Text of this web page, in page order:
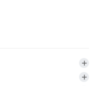
+
+